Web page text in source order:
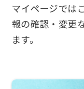
マイページでは
報の確認・変更
ます。